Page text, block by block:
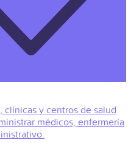
clínicas y centros de salud
médicos, enfermería